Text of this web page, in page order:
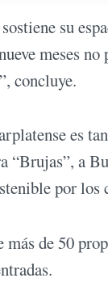
su
meses
concluye.
es
“Brujas”, a
por los
de 50